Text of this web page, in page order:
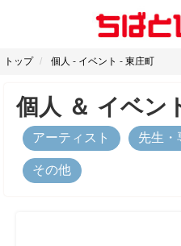
トップ 個人 - イベント - 東庄町
個人 ＆ イベン
アーティスト 先生・
その他